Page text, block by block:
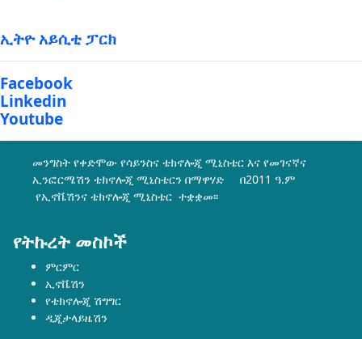
ኢትዮ አይሲቲ ፓርክ
Facebook
Linkedin
Youtube
መንግስት የቀድሞው የሳይንስና ቴክኖሎጂ ሚኒስቴር እና የመገናኛና
ኢንፎርሜሽን ቴክኖሎጂ ሚኒስቴርን በማዋሃድ በ2011 ዓ.ም
የኢኖቬሽንና ቴክኖሎጂ ሚኒስቴር ተቋቋመ፡፡
የትኩረት መስኮች
ምርምር
ኢኖቬሽን
የቴክኖሎጂ ሽግግር
ዲጂታላይዜሽን